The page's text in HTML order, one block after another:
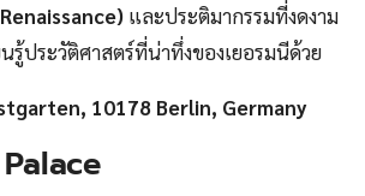
และประติมากรรมที่งดงาม
รู้ประวัติศาสตร์ที่น่าทึ่งของเยอรมนีด้วย
10178 Berlin, Germany